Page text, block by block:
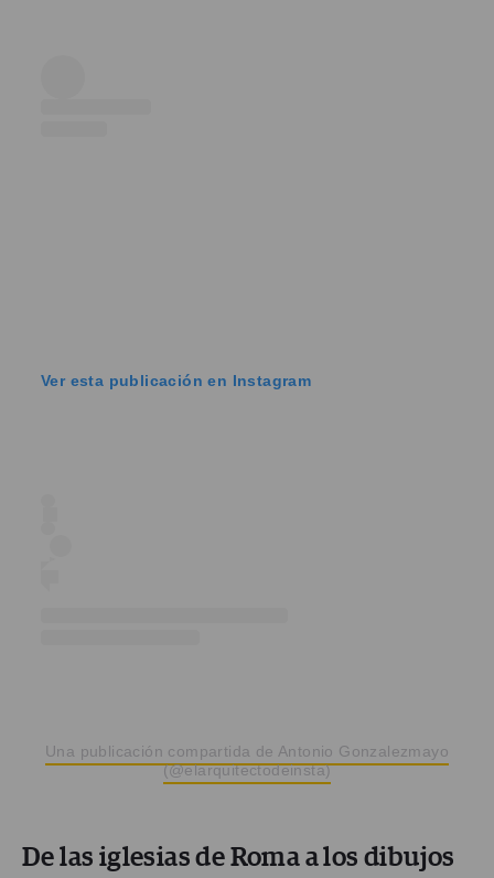
Ver esta publicación en Instagram
Una publicación compartida de Antonio Gonzalezmayo
(@elarquitectodeinsta)
De las iglesias de Roma a los dibujos